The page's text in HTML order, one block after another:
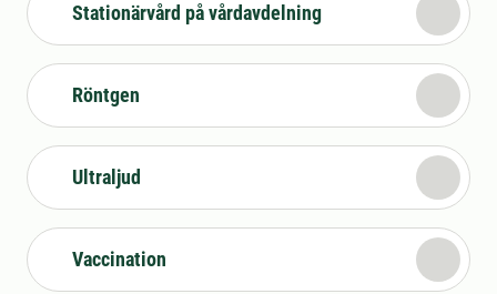
Stationärvård på vårdavdelning
Röntgen
Ultraljud
Vaccination